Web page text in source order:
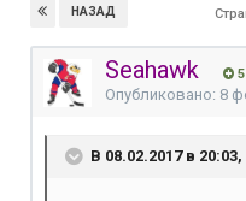
НАЗАД
Seahawk
Опубликовано: 8
В 08.02.2017 в